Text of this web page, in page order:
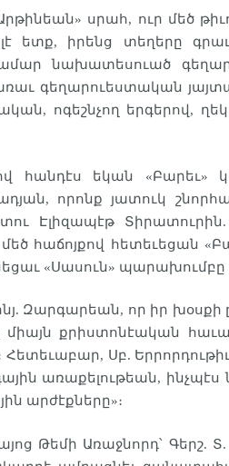
սրահ, ուր մեծ
ետք, իրենց տեղերը
նախատեսուած
առաւ գեղարուեստական
ոգեշնչող երգերով,
հանդէս եկան «Բարեւ»
որոնք յատուկ
Էլիզապէթ
հաճոյքով հետեւեցան
«Սասուն»
Զարգարեան, որ իր խօսքի
քրիստոնէական
Սբ.
առաքելութեան,
արժէքները»։
Թեմի Առաջնորդ՝ Գերշ.